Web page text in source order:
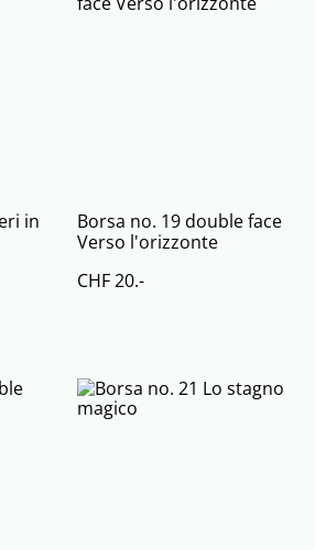
in
Borsa no. 19 double face
Verso l'orizzonte
CHF 20.-